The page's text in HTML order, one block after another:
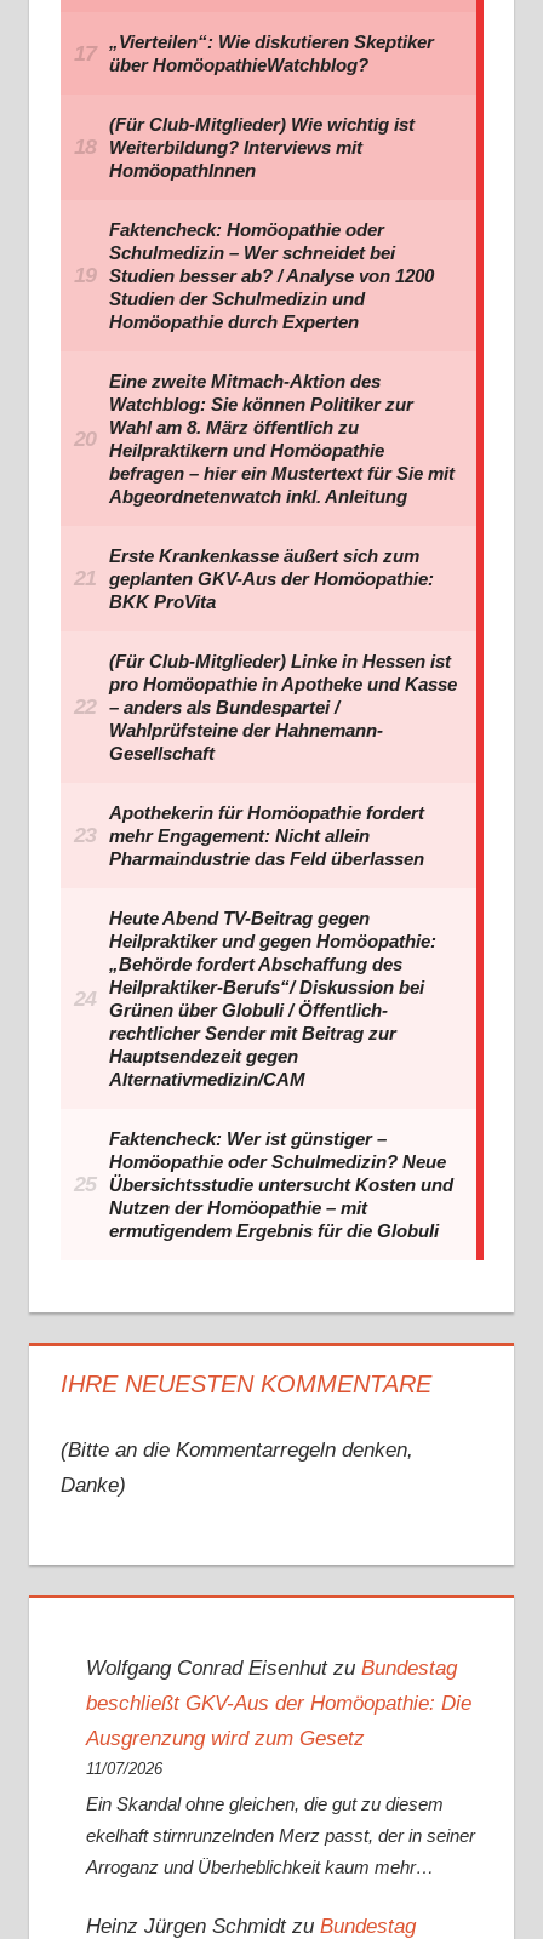
IHRE NEUESTEN KOMMENTARE
(Bitte an die Kommentarregeln denken,
Danke)
Wolfgang Conrad Eisenhutzu Bundestag
beschließt GKV-Aus der Homöopathie: Die
Ausgrenzung wird zum Gesetz
11/07/2026
Ein Skandal ohne gleichen, die gut zu diesem
ekelhaft stirnrunzelnden Merz passt, der in seiner
Arroganz und Überheblichkeit kaum mehr…
Heinz Jürgen Schmidtzu Bundestag